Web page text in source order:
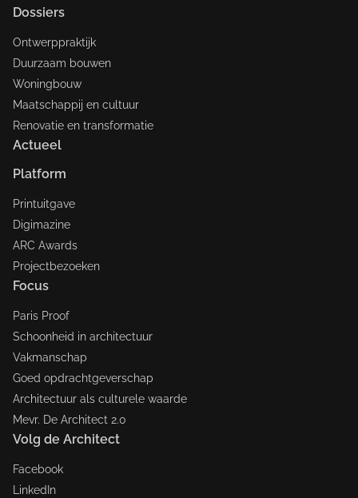
Dossiers
Ontwerppraktijk
Duurzaam bouwen
Woningbouw
Maatschappij en cultuur
Renovatie en transformatie
Actueel
Platform
Printuitgave
Digimazine
ARC Awards
Projectbezoeken
Focus
Paris Proof
Schoonheid in architectuur
Vakmanschap
Goed opdrachtgeverschap
Architectuur als culturele waarde
Mevr. De Architect 2.0
Volg de Architect
Facebook
LinkedIn